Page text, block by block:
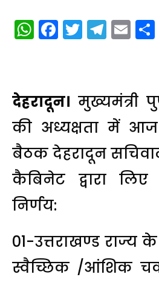
WhatsApp
Facebook
Twitter
देहरादून। मुख्यमंत्री
की अध्यक्षता में
बैठक देहरादून
कैबिनेट द्वारा
निर्णय:
01-उत्तराखण्ड राज्य के
स्वैच्छिक /आंशिक